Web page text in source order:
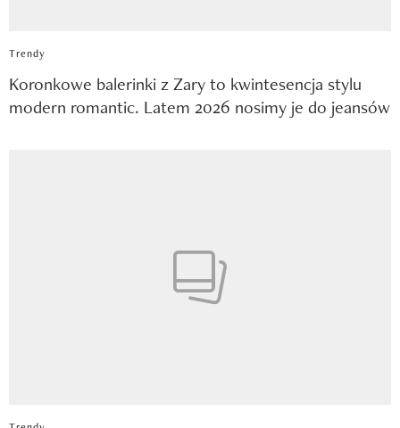
Trendy
Koronkowe balerinki z Zary to kwintesencja stylu
modern romantic. Latem 2026 nosimy je do jeansów